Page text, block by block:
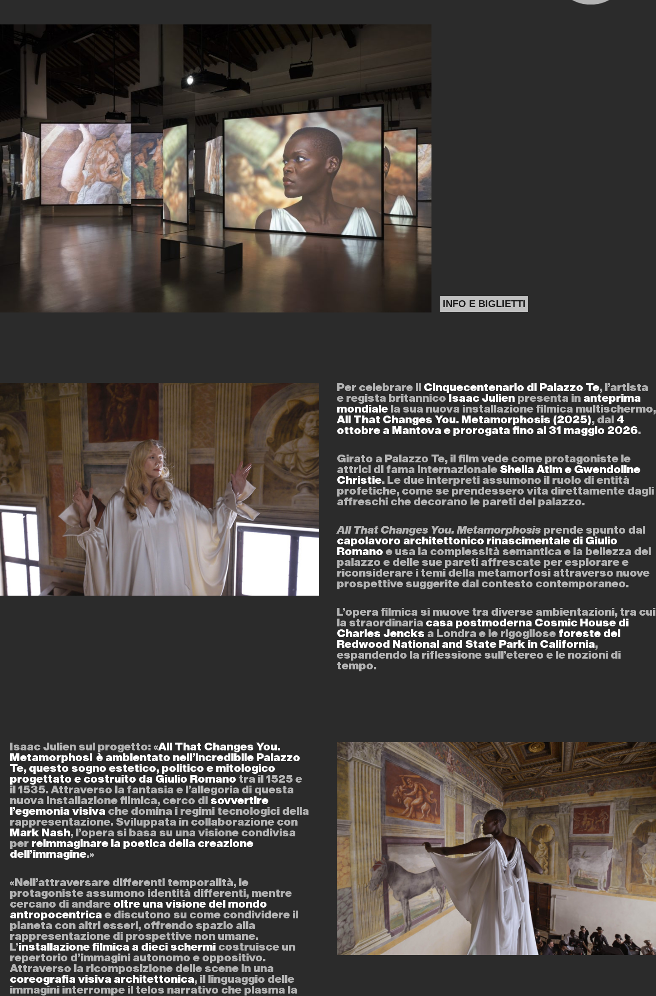
INFO E BIGLIETTI
Per celebrare il Cinquecentenario di Palazzo Te, l’artista
e regista britannico
Isaac Julien presenta in anteprima
mondiale la sua nuova installazione filmica multischermo,
All That Changes You. Metamorphosis (2025), dal 4
ottobre a Mantova e prorogata fino al 31 maggio 2026.
Girato a Palazzo Te, il film vede come protagoniste le
attrici di fama internazionale Sheila Atim e Gwendoline
Christie. Le due interpreti assumono il ruolo di entità
profetiche, come se prendessero vita direttamente dagli
affreschi che decorano le pareti del palazzo.
All That Changes You. Metamorphosis prende spunto dal
capolavoro architettonico rinascimentale di Giulio
Romano e usa la complessità semantica e la bellezza del
palazzo e delle sue pareti affrescate per esplorare e
riconsiderare i temi della metamorfosi attraverso nuove
prospettive suggerite dal contesto contemporaneo.
L’opera filmica si muove tra diverse ambientazioni, tra cui
la straordinaria casa postmoderna Cosmic House di
Charles Jencks a Londra e le rigogliose foreste del
Redwood National and State Park in California,
espandendo la riflessione sull’etereo e le nozioni di
tempo.
Isaac Julien sul progetto: «All That Changes You.
Metamorphosi è ambientato nell’incredibile Palazzo
Te, questo sogno estetico, politico e mitologico
progettato e costruito da Giulio Romano tra il 1525 e
il 1535. Attraverso la fantasia e l’allegoria di questa
nuova installazione filmica, cerco di sovvertire
l’egemonia visiva che domina i regimi tecnologici della
rappresentazione. Sviluppata in collaborazione con
Mark Nash, l’opera si basa su una visione condivisa
per reimmaginare la poetica della creazione
dell’immagine.»
«Nell’attraversare differenti temporalità, le
protagoniste assumono identità differenti, mentre
cercano di andare oltre una visione del mondo
antropocentrica e discutono su come condividere il
pianeta con altri esseri, offrendo spazio alla
rappresentazione di prospettive non umane.
L’installazione filmica a dieci schermi costruisce un
repertorio d’immagini autonomo e oppositivo.
Attraverso la ricomposizione delle scene in una
coreografia visiva architettonica, il linguaggio delle
immagini interrompe il telos narrativo che plasma la